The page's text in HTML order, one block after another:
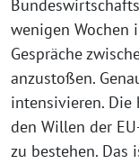
wenigen Wochen
Gespräche
anzustoßen.
intensivieren.
den Willen der
zu bestehen.